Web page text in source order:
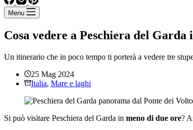
Menu
Cosa vedere a Peschiera del Garda
Un itinerario che in poco tempo ti porterà a vedere tre
25 Mag 2024
Italia, Mare e laghi
Si può visitare Peschiera del Garda in meno di due ore?